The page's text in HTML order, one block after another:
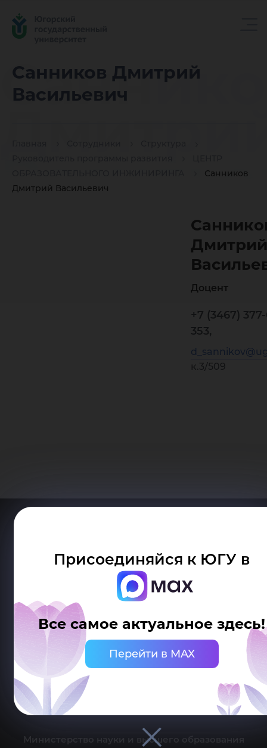
Санников Дмитрий
Васильевич
Санников
Дмитрий Васильевич
Присоединяйся к ЮГУ в
Все самое актуальное здесь!
Перейти в MAX
Дмитрий
Доцент
+7 (3467)
353,
к.3/509
Делитесь новостями об университете с хештегом #ЮГУ
Сведения об образовательной организации
г. Ханты-Мансийск, ул. Чехова, 16
Канцелярия: тел.: +7 (3467) 377-000
e-mail:
Министерство науки и высшего образования